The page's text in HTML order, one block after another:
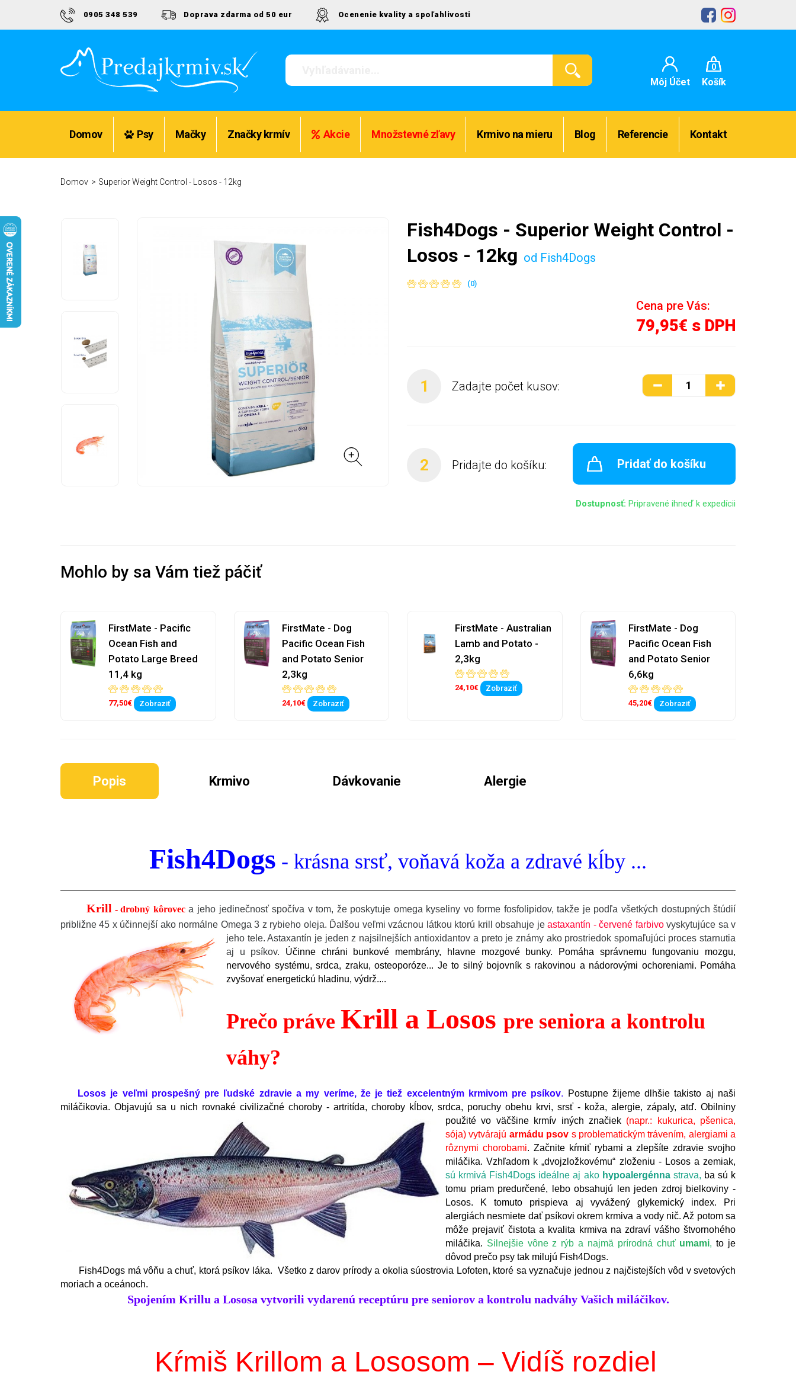
0905 348 539 Doprava zdarma od 50 eur Ocenenie kvality a spoľahlivosti
Môj Účet Košík
0
Domov Psy Mačky Značky krmív Akcie Množstevné zľavy Krmivo na mieru Blog Referencie Kontakt
Domov Superior Weight Control - Losos - 12kg
Fish4Dogs - Superior Weight Control -
Losos - 12kg od Fish4Dogs
(0)
Cena pre Vás:
79,95€ s DPH
1 Zadajte počet kusov:
2 Pridajte do košíku: Pridať do košíku
Dostupnosť: Pripravené ihneď k expedícii
Mohlo by sa Vám tiež páčiť
FirstMate - Pacific
Ocean Fish and
Potato Large Breed
11,4 kg
77,50€ Zobraziť
FirstMate - Dog
Pacific Ocean Fish
and Potato Senior
2,3kg
24,10€ Zobraziť
FirstMate - Australian
Lamb and Potato -
2,3kg
24,10€ Zobraziť
FirstMate - Dog
Pacific Ocean Fish
and Potato Senior
6,6kg
45,20€ Zobraziť
Popis Krmivo Dávkovanie Alergie
Fish4Dogs - krásna srsť, voňavá koža a zdravé kĺby ...
Krill - drobný kôroveca jeho jedinečnosť spočíva v tom, že poskytuje omega kyseliny vo forme fosfolipidov, takže je podľa všetkých dostupných štúdií
približne 45 x účinnejší ako normálne Omega 3 z rybieho oleja. Ďalšou veľmi vzácnou látkou ktorú krill obsahuje jeastaxantín - červené farbivovyskytujúce sa v
jeho tele. Astaxantín je jeden z najsilnejších antioxidantov a preto je známy ako prostriedok spomaľujúci proces starnutia
aj u psíkov. Účinne chráni bunkové membrány, hlavne mozgové bunky. Pomáha správnemu fungovaniu mozgu,
nervového systému, srdca, zraku, osteoporóze... Je to silný bojovník s rakovinou a nádorovými ochoreniami. Pomáha
zvyšovať energetickú hladinu, výdrž....
Prečo práve Krill a Losos pre seniora a kontrolu
váhy?
Losos je veľmi prospešný pre ľudské zdravie a my veríme, že je tiež excelentným krmivom pre psíkov. Postupne žijeme dlhšie takisto aj naši
miláčikovia. Objavujú sa u nich rovnaké civilizačné choroby - artritída, choroby kĺbov, srdca, poruchy obehu krvi, srsť - koža, alergie, zápaly, atď. Obilniny
použité vo väčšine krmív iných značiek (napr.: kukurica, pšenica,
sója) vytvárajú armádu psov s problematickým trávením, alergiami a
rôznymi chorobami. Začnite kŕmiť rybami a zlepšíte zdravie svojho
miláčika. Vzhľadom k „dvojzložkovému“ zloženiu - Losos a zemiak,
sú krmivá Fish4Dogs ideálne aj ako hypoalergénnastrava, ba sú k
tomu priam predurčené, lebo obsahujú len jeden zdroj bielkoviny -
Losos. K tomuto prispieva aj vyvážený glykemický index. Pri
alergiách nesmiete dať psíkovi okrem krmiva a vody nič. Až potom sa
môže prejaviť čistota a kvalita krmiva na zdraví vášho štvornohého
miláčika. Silnejšie vône z rýb a najmä prírodná chuť umami,to je
dôvod prečo psy tak milujú Fish4Dogs.
Fish4Dogs má vôňu a chuť, ktorá psíkov láka. Všetko z darov prírody a okolia súostrovia Lofoten, ktoré sa vyznačuje jednou z najčistejších vôd v svetových
moriach a oceánoch.
Spojením Krillu a Lososa vytvorili vydarenú receptúru pre seniorov a kontrolu nadváhy Vašich miláčikov.
Kŕmiš Krillom a Lososom – Vidíš rozdiel